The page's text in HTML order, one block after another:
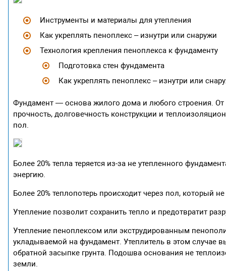
Инструменты и материалы для утепления
Как укреплять пеноплекс – изнутри или снаружи
Технология крепления пеноплекса к фундаменту
Подготовка стен фундамента
Как укреплять пеноплекс – изнутри или
Фундамент — основа жилого дома и любого строения. От
прочность, долговечность конструкции и
пол.
Более 20% тепла теряется из-за не утепленного
энергию.
Более 20% теплопотерь происходит через пол, который
Утепление позволит сохранить тепло и предотвратит
Утепление пеноплексом или экструдированным
укладываемой на фундамент. Утеплитель в этом случае
обратной засыпке грунта. Подошва основания не
земли.